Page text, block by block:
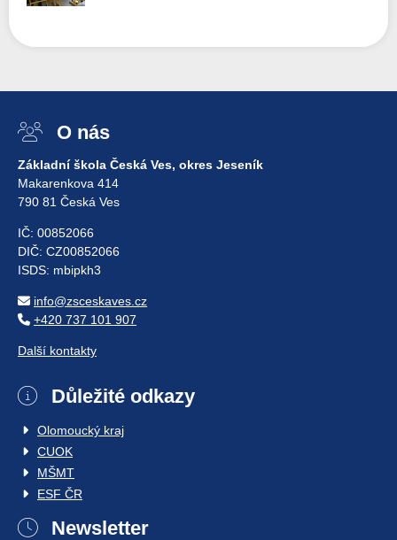
O nás
Základní škola Česká Ves, okres Jeseník
Makarenkova 414
790 81 Česká Ves
IČ: 00852066
DIČ: CZ00852066
ISDS: mbipkh3
info@zsceskaves.cz
+420 737 101 907
Další kontakty
Důležité odkazy
Olomoucký kraj
CUOK
MŠMT
ESF ČR
Newsletter